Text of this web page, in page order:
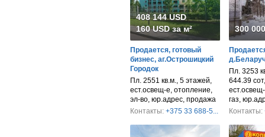
408 144 USD
160 USD за м²
Продается, готовый
бизнес, аг.Острошицкий
Городок
Пл. 2551 кв.м., 5 этажей,
ест.освещ-е, отопление,
эл-во, юр.адрес, продажа
Контакты: +375 33 688-5...
300
Пл. 3253
644.39
газ,
Контакты: